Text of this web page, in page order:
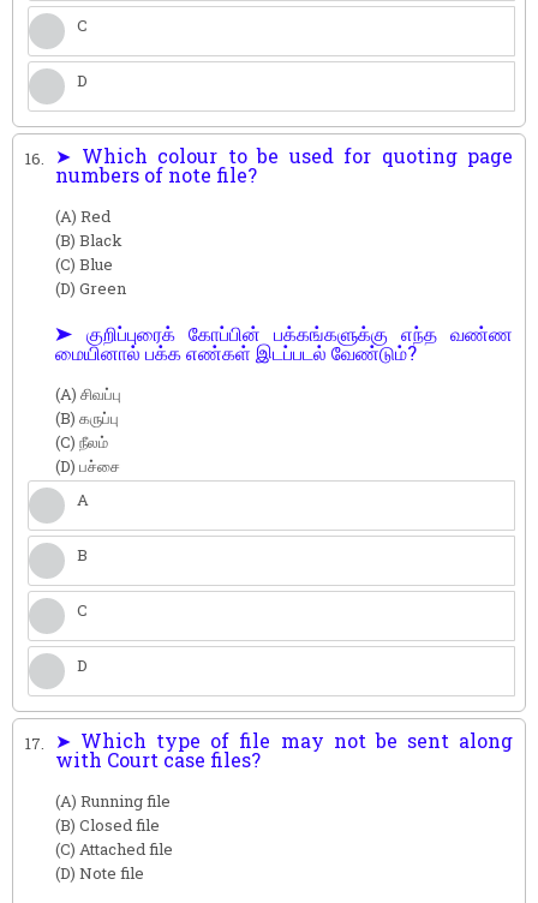
C
D
16. ➤ Which colour to be used for quoting page
numbers of note file?
(A) Red
(B) Black
(C) Blue
(D) Green
➤ குறிப்புரைக் கோப்பின் பக்கங்களுக்கு எந்த வண்ண
மையினால் பக்க எண்கள் இடப்படல் வேண்டும்?
(A) சிவப்பு
(B) கருப்பு
(C) நீலம்
(D) பச்சை
A
B
C
D
17. ➤ Which type of file may not be sent along
with Court case files?
(A) Running file
(B) Closed file
(C) Attached file
(D) Note file